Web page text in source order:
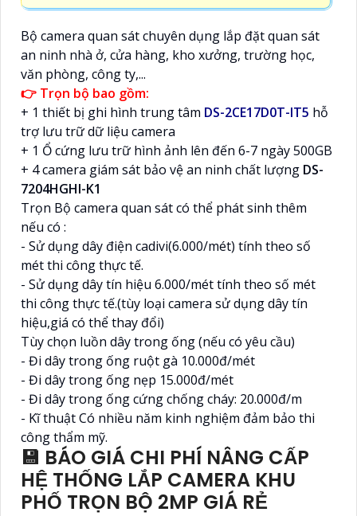
Bộ camera quan sát chuyên dụng lắp đặt quan sát
an ninh nhà ở, cửa hàng, kho xưởng, trường học,
văn phòng, công ty,...
👉 Trọn bộ bao gồm:
+ 1 thiết bị ghi hình trung tâm DS-2CE17D0T-IT5 hỗ
trợ lưu trữ dữ liệu camera
+ 1 Ổ cứng lưu trữ hình ảnh lên đến 6-7 ngày 500GB
+ 4 camera giám sát bảo vệ an ninh chất lượng DS-
7204HGHI-K1
Trọn Bộ camera quan sát có thể phát sinh thêm
nếu có :
- Sử dụng dây điện cadivi(6.000/mét) tính theo số
mét thi công thực tế.
- Sử dụng dây tín hiệu 6.000/mét tính theo số mét
thi công thực tế.(tùy loại camera sử dụng dây tín
hiệu,giá có thể thay đổi)
Tùy chọn luồn dây trong ống (nếu có yêu cầu)
- Đi dây trong ống ruột gà 10.000đ/mét
- Đi dây trong ống nẹp 15.000đ/mét
- Đi dây trong ống cứng chống cháy: 20.000đ/m
- Kĩ thuật Có nhiều năm kinh nghiệm đảm bảo thi
công thẩm mỹ.
💾 BÁO GIÁ CHI PHÍ NÂNG CẤP
HỆ THỐNG LẮP CAMERA KHU
PHỐ TRỌN BỘ 2MP GIÁ RẺ